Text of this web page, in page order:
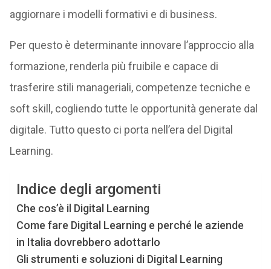
aggiornare i modelli formativi e di business.
Per questo è determinante innovare l’approccio alla
formazione, renderla più fruibile e capace di
trasferire stili manageriali, competenze tecniche e
soft skill, cogliendo tutte le opportunità generate dal
digitale. Tutto questo ci porta nell’era del Digital
Learning.
Indice degli argomenti
Che cos’è il Digital Learning
Come fare Digital Learning e perché le aziende
in Italia dovrebbero adottarlo
Gli strumenti e soluzioni di Digital Learning